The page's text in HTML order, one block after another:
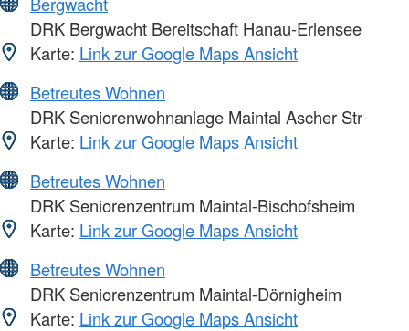
DRK Bergwacht Bereitschaft Hanau-Erlensee
Karte: Link zur Google Maps Ansicht
Betreutes Wohnen
DRK Seniorenwohnanlage Maintal Ascher Str
Karte: Link zur Google Maps Ansicht
Betreutes Wohnen
DRK Seniorenzentrum Maintal-Bischofsheim
Karte: Link zur Google Maps Ansicht
Betreutes Wohnen
DRK Seniorenzentrum Maintal-Dörnigheim
Karte: Link zur Google Maps Ansicht